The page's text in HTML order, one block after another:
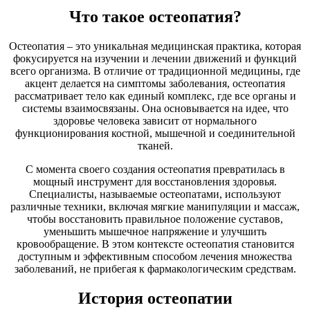
Что такое остеопатия?
Остеопатия – это уникальная медицинская практика, которая
фокусируется на изучении и лечении движений и функций
всего организма. В отличие от традиционной медицины, где
акцент делается на симптомы заболевания, остеопатия
рассматривает тело как единый комплекс, где все органы и
системы взаимосвязаны. Она основывается на идее, что
здоровье человека зависит от нормального
функционирования костной, мышечной и соединительной
тканей.
С момента своего создания остеопатия превратилась в
мощный инструмент для восстановления здоровья.
Специалисты, называемые остеопатами, используют
различные техники, включая мягкие манипуляции и массаж,
чтобы восстановить правильное положение суставов,
уменьшить мышечное напряжение и улучшить
кровообращение. В этом контексте остеопатия становится
доступным и эффективным способом лечения множества
заболеваний, не прибегая к фармакологическим средствам.
История остеопатии